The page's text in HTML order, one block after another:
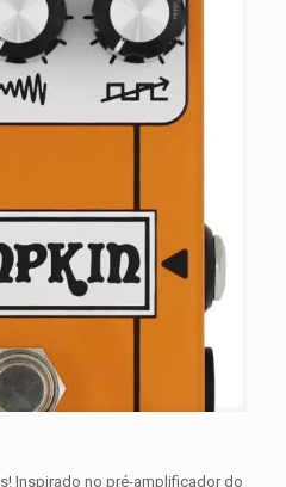
Inspirado no pré-amplificador do